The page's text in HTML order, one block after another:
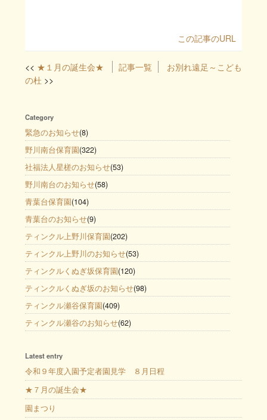
この記事のURL
★１月の誕生会★ 記事一覧
お別れ遠足～こども
の杜
Category
緊急のお知らせ(8)
野川南台保育園(322)
社福法人星槎のお知らせ(53)
野川南台のお知らせ(58)
青葉台保育園(104)
青葉台のお知らせ(9)
ティンクル上野川保育園(202)
ティンクル上野川のお知らせ(53)
ティンクルくぬぎ坂保育園(120)
ティンクルくぬぎ坂のお知らせ(98)
ティンクル瀬谷保育園(409)
ティンクル瀬谷のお知らせ(62)
Latest entry
令和９年度入園予定者園見学 ８月日程
★７月の誕生会★
園まつり